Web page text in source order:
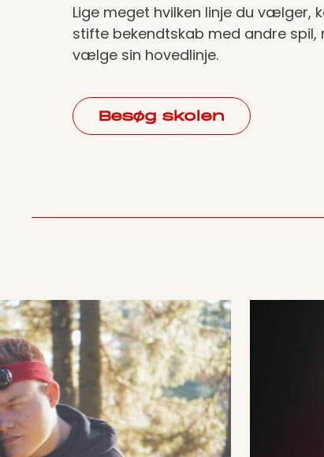
Lige meget hvilken linje du vælger,
stifte bekendtskab med andre spil,
vælge sin hovedlinje.
Besøg skolen